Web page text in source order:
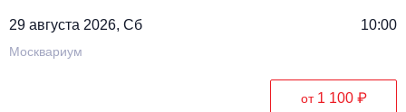
29 августа 2026, Сб 10:00
Москвариум
от 1 100 ₽